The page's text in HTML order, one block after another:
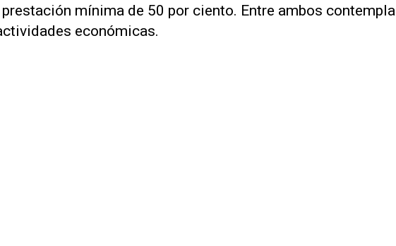
prestación mínima de 50 por ciento. Entre ambos contempla
económicas.